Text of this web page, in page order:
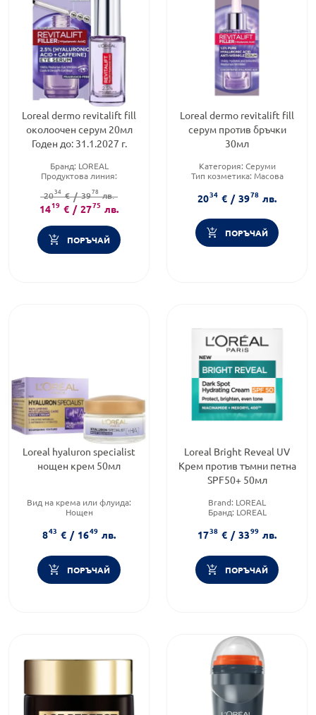
Loreal dermo revitalift fill
околоочен серум 20мл
Годен до: 31.1.2027 г.
Бранд: LOREAL
Продуктова линия:
Тип козметика:Масова
козметика
2034€ / 3978 лв.
1419 € / 2775 лв.
ПОРЪЧАЙ
Loreal dermo revitalift fill
серум против бръчки
30мл
Категория: Серуми
Тип козметика: Масова
Форма на продукта:серум
2034 € / 3978 лв.
ПОРЪЧАЙ
Loreal hyaluron specialist
нощен крем 50мл
Вид на крема или флуида:
Нощен
HYALURON SPECIALIST
Форма на продукта:крем
843 € / 1649 лв.
ПОРЪЧАЙ
Loreal Bright Reveal UV
Крем против тъмни петна
SPF50+ 50мл
Brand: LOREAL
Бранд: LOREAL
репеленти
1738 € / 3399 лв.
ПОРЪЧАЙ